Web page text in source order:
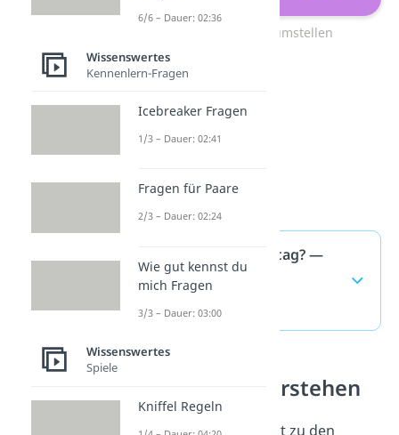
Zum Video: Uhr umstellen
Wann ist Nachmittag? —
häufigste Fragen
(ausklappen)
Tageszeiten verstehen
Der Nachmittag gehört zu den
6/6 – Dauer: 02:36
Wissenswertes
Kennenlern-Fragen
Icebreaker Fragen
1/3 – Dauer: 02:41
Fragen für Paare
2/3 – Dauer: 02:24
Wie gut kennst du
mich Fragen
3/3 – Dauer: 03:00
Wissenswertes
Spiele
Kniffel Regeln